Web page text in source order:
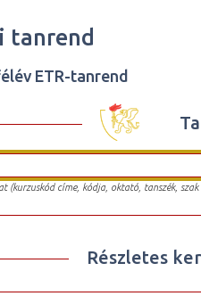
tanrend
ETR-tanrend
(kurzuskód címe, kódja, oktató, tanszék,
Részletes